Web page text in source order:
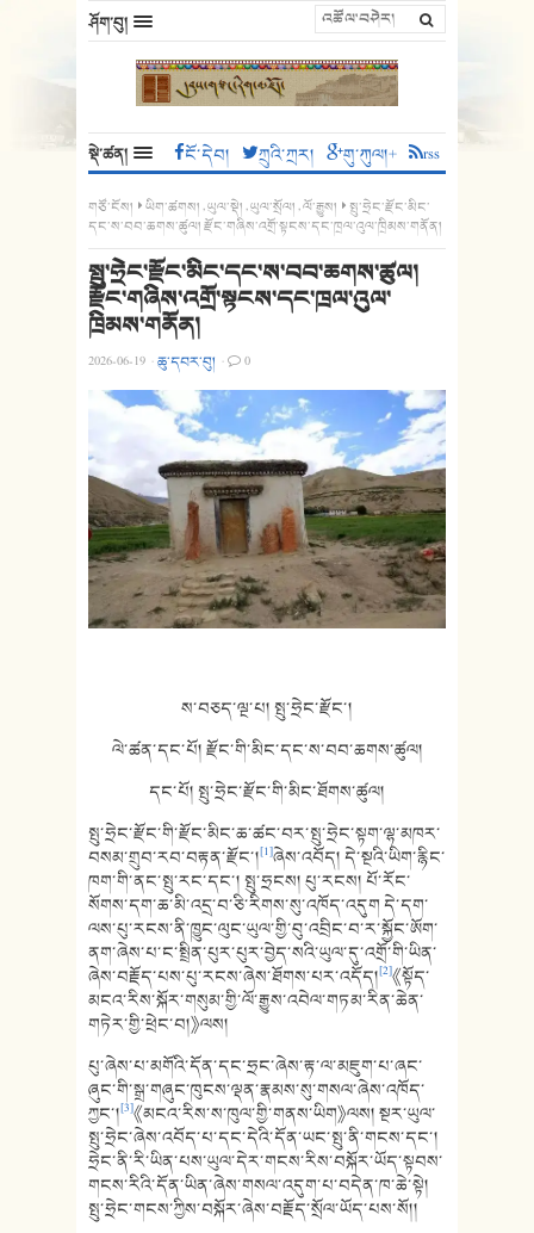
ཤོག་བུ།
སྡེ་ཚན། ངོ་དེབ། ཀྲུའི་ཀྲར། གུ་ཀུལ།+ rss
གཙོ་ངོས། ཡིག་ཚགས།,ཡུལ་སྡེ།,ཡུལ་སྲོལ།,ལོ་རྒྱུས།
སྤུ་ཧྲེང་རྫོང་མིང་
དང་ས་བབ་ཆགས་ཚུལ། རྫོང་གཞིས་འགྲོ་སྟངས་དང་ཁྲལ་འུལ་ཁྲིམས་གནོན།
སྤུ་ཧྲེང་རྫོང་མིང་དང་ས་བབ་ཆགས་ཚུལ།
རྫོང་གཞིས་འགྲོ་སྟངས་དང་ཁྲལ་འུལ་
ཁྲིམས་གནོན།
2026-06-19 ·ཆུ་དབར་བུ། · 0
ས་བཅད་ལྔ་པ། སྤུ་ཧྲེང་རྫོང་།
ལེ་ཚན་དང་པོ། རྫོང་གི་མིང་དང་ས་བབ་ཆགས་ཚུལ།
དང་པོ། སྤུ་ཧྲེང་རྫོང་གི་མིང་ཐོགས་ཚུལ།
སྤུ་ཧྲེང་རྫོང་གི་རྫོང་མིང་ཆ་ཚང་བར་སྤུ་ཧྲེང་སྟག་ལྷ་མཁར་
བསམ་གྲུབ་རབ་བརྟན་རྫོང་།[1]ཞེས་འབོད། དེ་སྔའི་ཡིག་རྙིང་
ཁག་གི་ནང་སྤུ་རང་དང་། སྤུ་ཧྲངས། པུ་རངས། པོ་རོང་
སོགས་དག་ཆ་མི་འདྲ་བ་ཅི་རིགས་སུ་འཁོད་འདུག དེ་དག་
ལས་པུ་རངས་ནི་ཁྱུང་ལུང་ཡུལ་གྱི་བུ་འབྲིང་བ་ར་སྐྱོང་ཨོག་
ནག་ཞེས་པ་ང་སྤྲིན་པུར་པུར་བྱེད་སའི་ཡུལ་དུ་འགྲོ་གི་ཡིན་
ཞེས་བརྗོད་པས་པུ་རངས་ཞེས་ཐོགས་པར་འདོད།[2]《སྟོད་
མངའ་རིས་སྐོར་གསུམ་གྱི་ལོ་རྒྱུས་འབེལ་གཏམ་རིན་ཆེན་
གཏེར་གྱི་ཕྲེང་བ།》ལས།
པུ་ཞེས་པ་མགོའི་དོན་དང་ཧྲང་ཞེས་རྟ་ལ་མཇུག་པ་ཞང་
ཞུང་གི་སྒྲ་གཞུང་ཁུངས་ལྡན་རྣམས་སུ་གསལ་ཞེས་འཁོད་
ཀྱང་།[3]《མངའ་རིས་ས་ཁུལ་གྱི་གནས་ཡིག》ལས། སྔར་ཡུལ་
སྤུ་ཧྲེང་ཞེས་འབོད་པ་དང་དེའི་དོན་ཡང་སྤུ་ནི་གངས་དང་།
ཧྲེང་ནི་རི་ཡིན་པས་ཡུལ་དེར་གངས་རིས་བསྐོར་ཡོད་སྟབས་
གངས་རིའི་དོན་ཡིན་ཞེས་གསལ་འདུག་པ་བདེན་ཁ་ཆེ་སྟེ།
སྤུ་ཧྲེང་གངས་ཀྱིས་བསྐོར་ཞེས་བརྗོད་སྲོལ་ཡོད་པས་སོ།།